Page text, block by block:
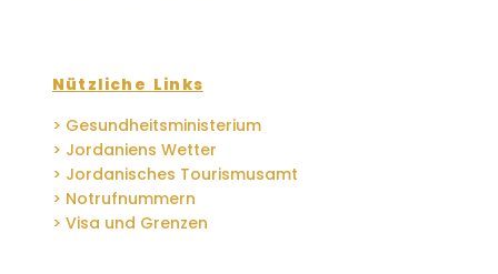
Nützliche Links
> Gesundheitsministerium
> Jordaniens Wetter
> Jordanisches Tourismusamt
> Notrufnummern
> Visa und Grenzen